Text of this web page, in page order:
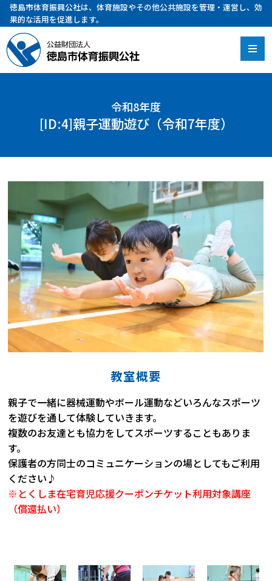
徳島市体育振興公社は、体育施設やその他公共施設を管理・運営し、効
果的な活用を促進します。
令和8年度
[ID:4]親子運動遊び（令和7年度）
教室概要
親子で一緒に器械運動やボール運動などいろんなスポーツ
を遊びを通して体験していきます。
複数のお友達とも協力をしてスポーツすることもありま
す。
保護者の方同士のコミュニケーションの場としてもご利用
ください♪
※とくしま在宅育児応援クーポンチケット利用対象講座
（償還払い）